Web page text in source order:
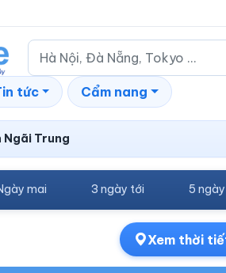
tức Cẩm nang
Ngãi Trung
mai 3 ngày tới 5
Xem thời